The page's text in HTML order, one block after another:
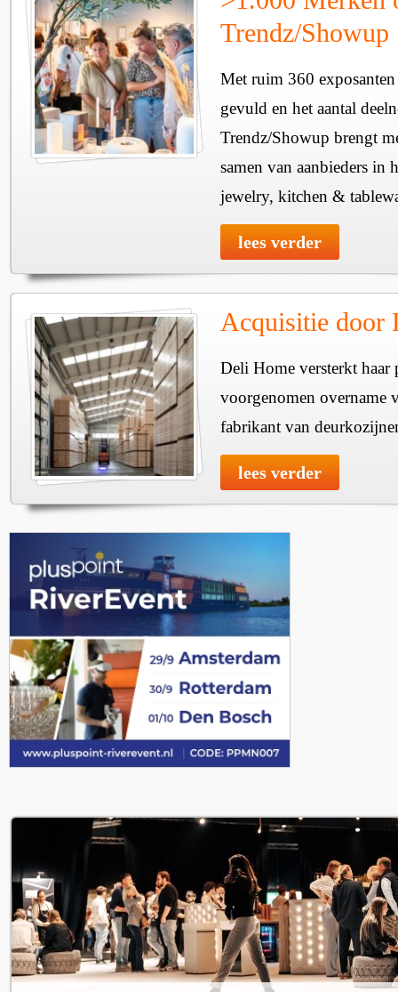
Trendz/Showup
Met ruim 360
gevuld en het aantal
Trendz/Showup brengt
samen van aanbieders in
jewelry, kitchen &
lees verder
Acquisitie door
Deli Home versterkt haar
voorgenomen overname
fabrikant van
lees verder